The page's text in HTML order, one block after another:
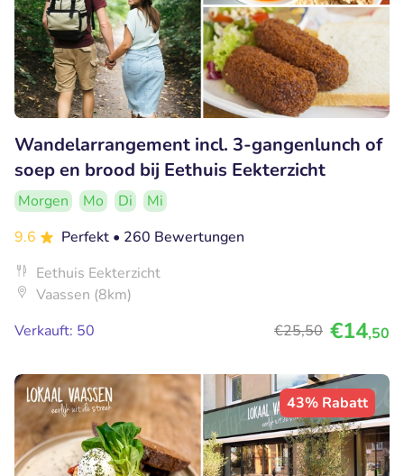
Wandelarrangement incl. 3-gangenlunch of
soep en brood bij Eethuis Eekterzicht
Morgen Mo Di
Mi
9.6
Perfekt • 260 Bewertungen
Eethuis Eekterzicht
Vaassen (8km)
Verkauft: 50
€25,50 €14,50
43% Rabatt